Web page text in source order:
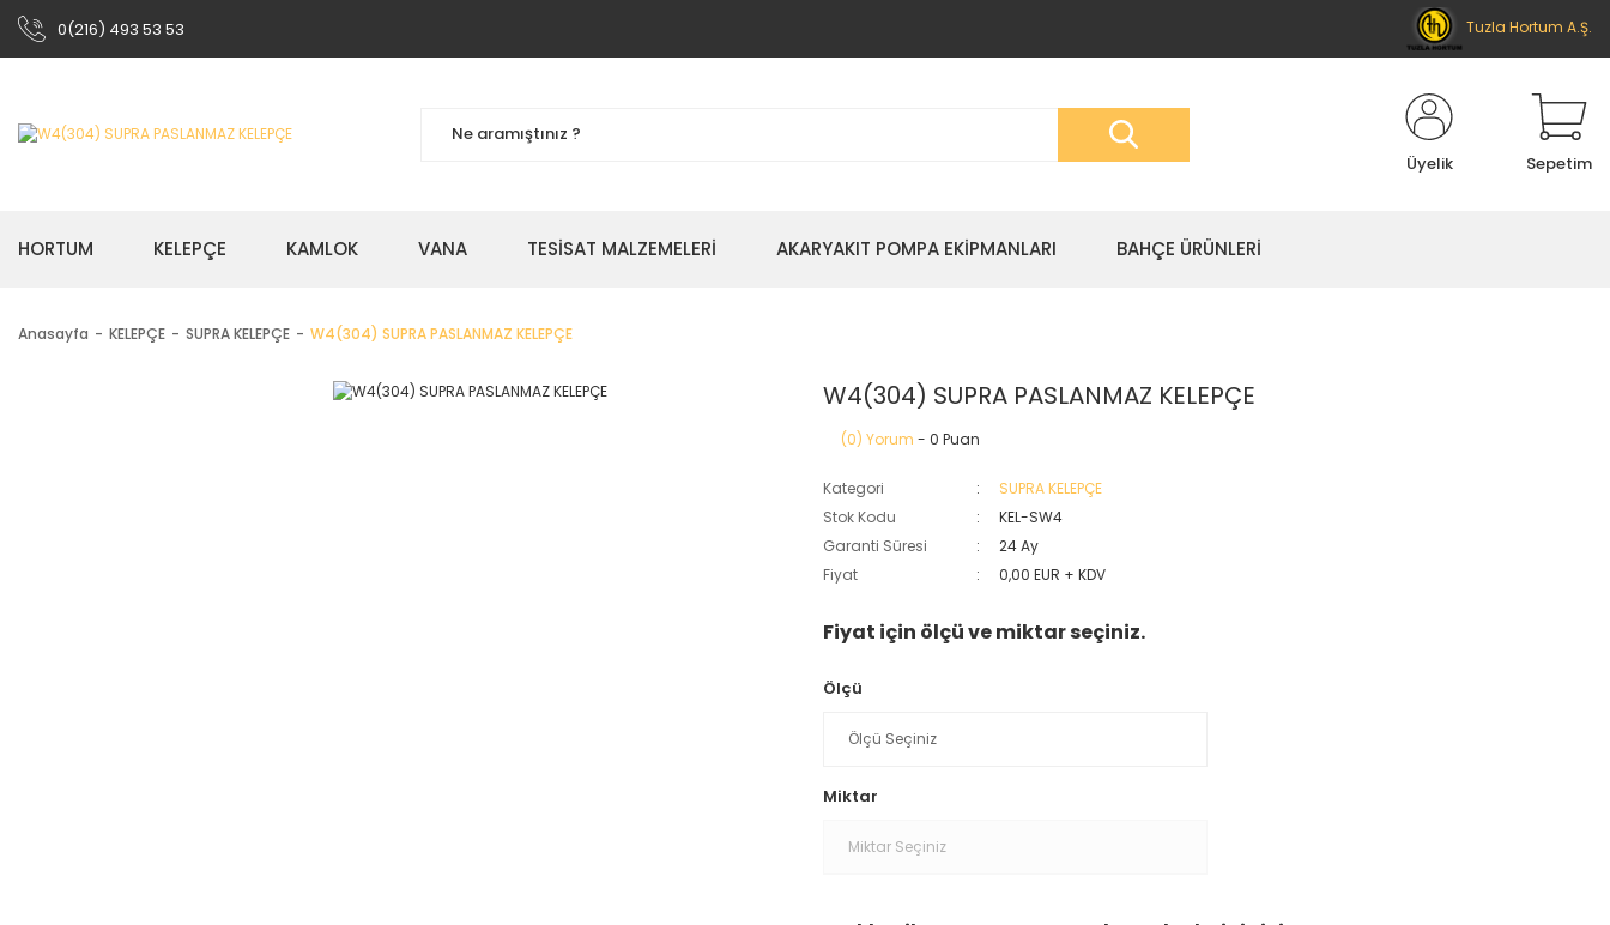
0(216) 493 53 53 Tuzla Hortum A.Ş.
Üyelik Sepetim
HORTUM KELEPÇE KAMLOK VANA TESİSAT MALZEMELERİ AKARYAKIT POMPA EKİPMANLARI BAHÇE ÜRÜNLERİ
Anasayfa KELEPÇE SUPRA KELEPÇE W4(304) SUPRA PASLANMAZ KELEPÇE
W4(304) SUPRA PASLANMAZ KELEPÇE
(0) Yorum - 0 Puan
Kategori
SUPRA KELEPÇE
Stok Kodu
KEL-SW4
Garanti Süresi
24 Ay
Fiyat
0,00 EUR + KDV
Fiyat için ölçü ve miktar seçiniz.
Ölçü
Miktar